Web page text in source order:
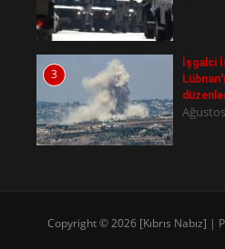
3
İşgalci
Copyright © 2026 [Kıbrıs Nabız] |